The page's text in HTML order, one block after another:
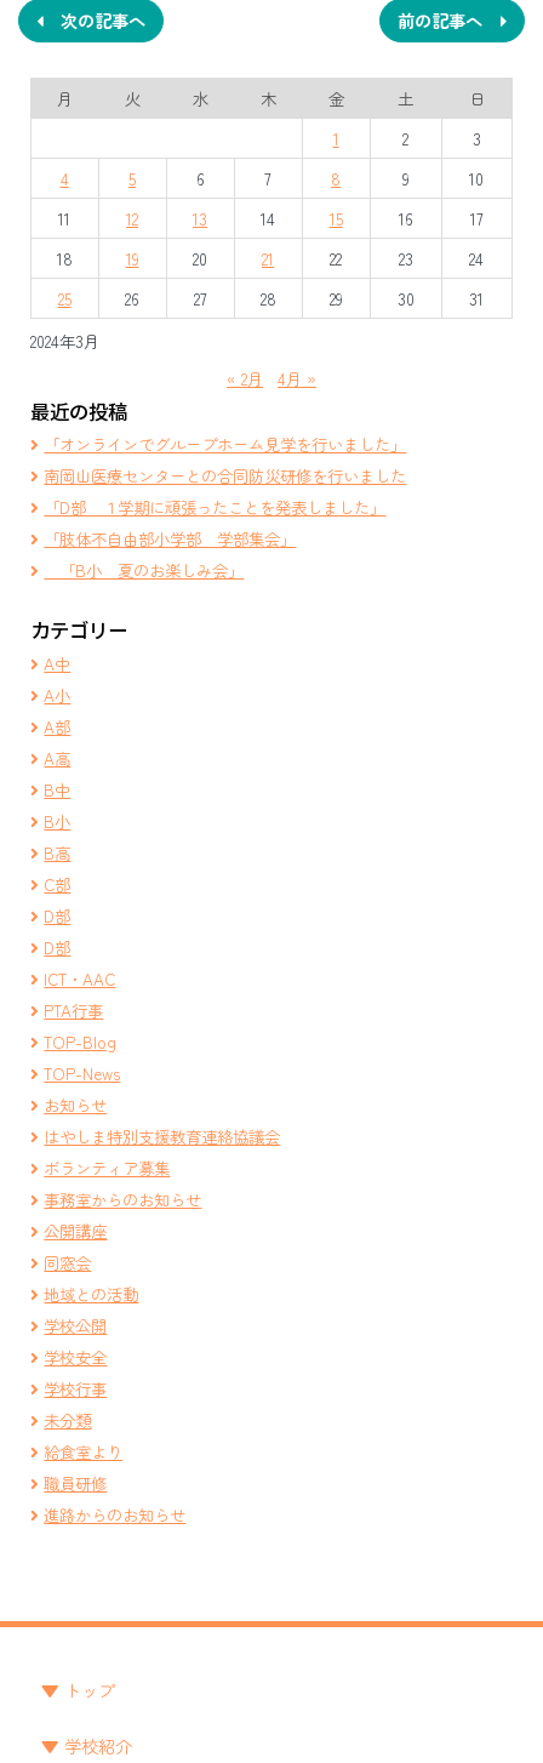
ナ
ビ
ゲ
ー
シ
ョ
ン
前の記事へ
次の記事へ
2024年3月
月 火 水 木 金 土
日
1
2
3
4
5 6 7 8 9
10
11
12 13 14 15 16
17
18
19 20 21 22 23
24
25
26 27 28 29 30 31
« 2月 4月 »
最近の投稿
「オンラインでグループホーム見学を行いました」
南岡山医療センターとの合同防災研修を行いました
「D部 １学期に頑張ったことを発表しました」
「肢体不自由部小学部 学部集会」
「B小 夏のお楽しみ会」
カテゴリー
A中
A小
A部
A高
B中
B小
B高
C部
D部
D部
ICT・AAC
PTA行事
TOP-Blog
TOP-News
お知らせ
はやしま特別支援教育連絡協議会
ボランティア募集
事務室からのお知らせ
公開講座
同窓会
地域との活動
学校公開
学校安全
学校行事
未分類
給食室より
職員研修
進路からのお知らせ
トップ
学校紹介